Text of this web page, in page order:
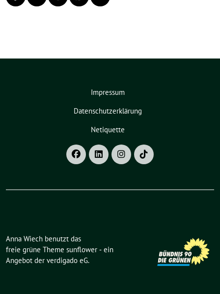
Impressum
Datenschutzerklärung
Netiquette
Anna Wiech benutzt das
freie grüne Theme sunflower ‐ ein
Angebot der verdigado eG.